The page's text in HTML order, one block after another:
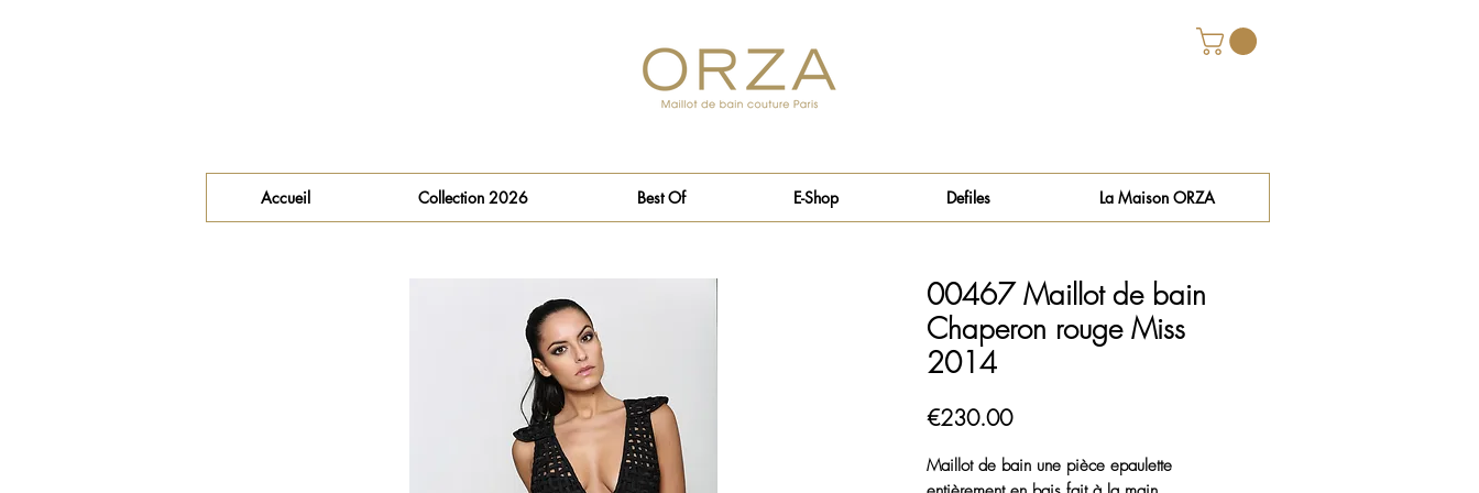
Accueil Collection 2026 Best Of E-Shop Defiles La Maison ORZA
00467 Maillot de bain
Chaperon rouge Miss
2014
€230.00Price
Maillot de bain une pièce epaulette